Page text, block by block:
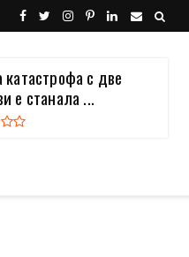
катастрофа с две
е станала ...